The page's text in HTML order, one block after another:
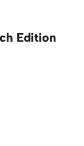
Edition